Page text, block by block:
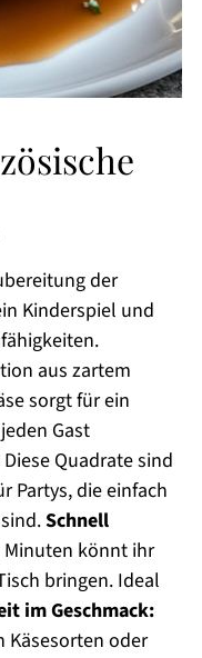
der
Kinderspiel und
aus zartem
sorgt für ein
Gast
Diese Quadrate sind
Partys, die einfach
Schnell
könnt ihr
bringen. Ideal
im Geschmack:
Käsesorten oder